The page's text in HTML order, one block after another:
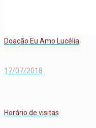
Doação Eu Amo Lucélia
17/07/2018
Horário de visitas